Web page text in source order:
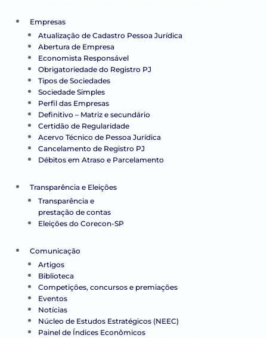
Empresas
Atualização de Cadastro Pessoa Jurídica
Abertura de Empresa
Economista Responsável
Obrigatoriedade do Registro PJ
Tipos de Sociedades
Sociedade Simples
Perfil das Empresas
Definitivo – Matriz e secundário
Certidão de Regularidade
Acervo Técnico de Pessoa Jurídica
Cancelamento de Registro PJ
Débitos em Atraso e Parcelamento
Transparência e Eleições
Transparência e
prestação de contas
Eleições do Corecon-SP
Comunicação
Artigos
Biblioteca
Competições, concursos e premiações
Eventos
Notícias
Núcleo de Estudos Estratégicos (NEEC)
Painel de Índices Econômicos